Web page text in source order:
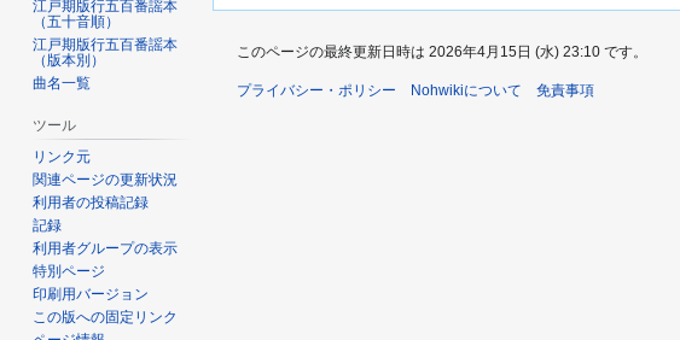
ー
ョ
ン
移
江戸期版行五百番謡本
（五十音順）
江戸期版行五百番謡本
（版本別）
曲名一覧
ツール
リンク元
関連ページの更新状況
利用者の投稿記録
記録
利用者グループの表示
特別ページ
印刷用バージョン
この版への固定リンク
このページの最終更新日時は 2026年4月15日 (水) 23:10 です。
プライバシー・ポリシー Nohwikiについて 免責事項